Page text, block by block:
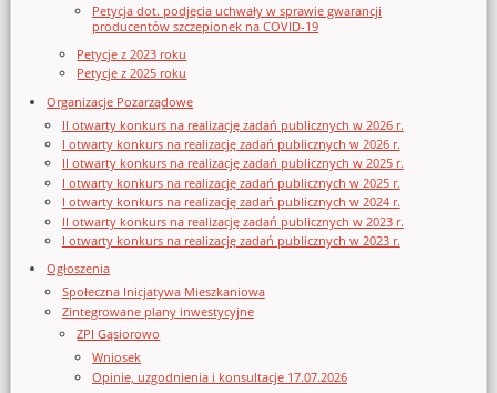
Petycja dot. podjęcia uchwały w sprawie gwarancji
producentów szczepionek na COVID-19
Petycje z 2023 roku
Petycje z 2025 roku
Organizacje Pozarządowe
II otwarty konkurs na realizację zadań publicznych w 2026 r.
I otwarty konkurs na realizację zadań publicznych w 2026 r.
II otwarty konkurs na realizację zadań publicznych w 2025 r.
I otwarty konkurs na realizację zadań publicznych w 2025 r.
I otwarty konkurs na realizację zadań publicznych w 2024 r.
II otwarty konkurs na realizację zadań publicznych w 2023 r.
I otwarty konkurs na realizację zadań publicznych w 2023 r.
Ogłoszenia
Społeczna Inicjatywa Mieszkaniowa
Zintegrowane plany inwestycyjne
ZPI Gąsiorowo
Wniosek
Opinie, uzgodnienia i konsultacje 17.07.2026